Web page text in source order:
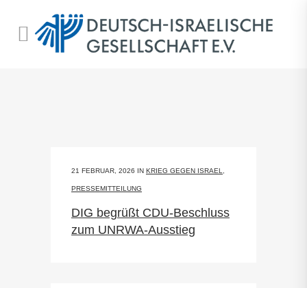
21 FEBRUAR, 2026 IN KRIEG GEGEN ISRAEL
PRESSEMITTEILUNG
DIG begrüßt CDU-Beschluss
zum UNRWA-Ausstieg